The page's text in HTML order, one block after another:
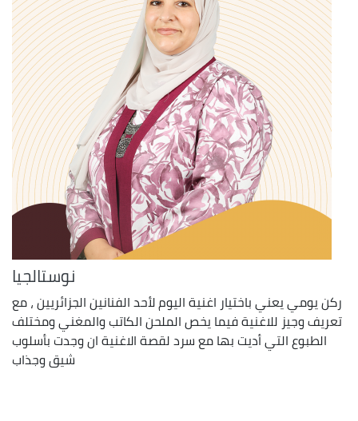
نوستالجيا
ركن يومي يعني باختيار اغنية اليوم لأحد الفنانين الجزائريين ، مع
تعريف وجيز للاغنية فيما يخص الملحن الكاتب والمغني ومختلف
الطبوع التي أديت بها مع سرد لقصة الاغنية ان وجدت بأسلوب
شيق وجذاب